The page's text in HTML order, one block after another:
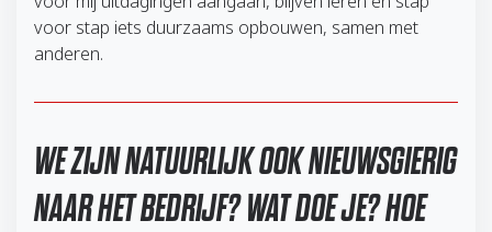
voor stap iets duurzaams opbouwen, samen met
anderen.
WE ZIJN NATUURLIJK OOK NIEUWSGIERIG
NAAR HET BEDRIJF? WAT DOE JE? HOE